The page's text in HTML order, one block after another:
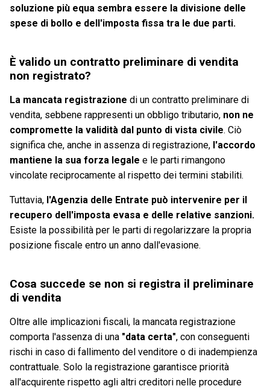
soluzione più equa sembra essere la divisione delle
spese di bollo e dell'imposta fissa tra le due parti.
È valido un contratto preliminare di vendita
non registrato?
La mancata registrazione di un contratto preliminare di
vendita, sebbene rappresenti un obbligo tributario, non ne
compromette la validità dal punto di vista civile. Ciò
significa che, anche in assenza di registrazione, l'accordo
mantiene la sua forza legale e le parti rimangono
vincolate reciprocamente al rispetto dei termini stabiliti.
Tuttavia, l'Agenzia delle Entrate può intervenire per il
recupero dell'imposta evasa e delle relative sanzioni.
Esiste la possibilità per le parti di regolarizzare la propria
posizione fiscale entro un anno dall'evasione.
Cosa succede se non si registra il preliminare
di vendita
Oltre alle implicazioni fiscali, la mancata registrazione
comporta l'assenza di una "data certa", con conseguenti
rischi in caso di fallimento del venditore o di inadempienza
contrattuale. Solo la registrazione garantisce priorità
all'acquirente rispetto agli altri creditori nelle procedure